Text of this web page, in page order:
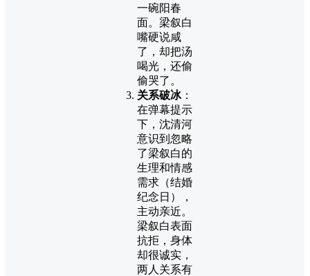
一碗阳春
面。梁叙白
嘴硬说咸
了，却把汤
喝光，还偷
偷哭了。
关系破冰：
在弹幕提示
下，沈清河
意识到忽略
了梁叙白的
生理和情感
需求（结婚
纪念日），
主动亲近。
梁叙白表面
抗拒，身体
却很诚实，
两人关系有